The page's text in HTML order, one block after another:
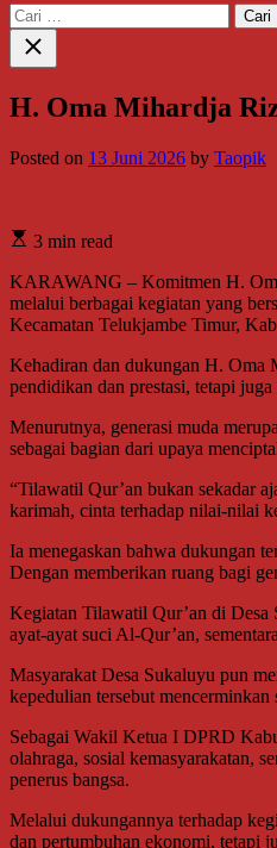
Cari
untuk:
Close
search
H. Oma Mihardja
Posted on 13 Juni 2026 by Taopik
3 min read
KARAWANG – Komitmen H.
melalui berbagai kegiatan yang
Kecamatan Telukjambe Timur,
Kehadiran dan dukungan H. Oma
pendidikan dan prestasi, tetapi
Menurutnya, generasi muda
sebagai bagian dari upaya
“Tilawatil Qur’an bukan sekadar
karimah, cinta terhadap nilai-nilai
Ia menegaskan bahwa dukungan
Dengan memberikan ruang bagi
Kegiatan Tilawatil Qur’an di Desa
ayat-ayat suci Al-Qur’an,
Masyarakat Desa Sukaluyu pun
kepedulian tersebut
Sebagai Wakil Ketua I DPRD
olahraga, sosial kemasyarakatan,
penerus bangsa.
Melalui dukungannya terhadap
dan pertumbuhan ekonomi, tetapi